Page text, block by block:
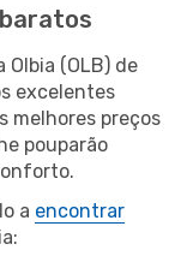
Olbia (OLB) de
excelentes
melhores preços
pouparão
a encontrar